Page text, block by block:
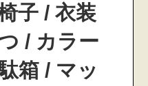
子 / 衣装
/ カラー
箱 / マッ